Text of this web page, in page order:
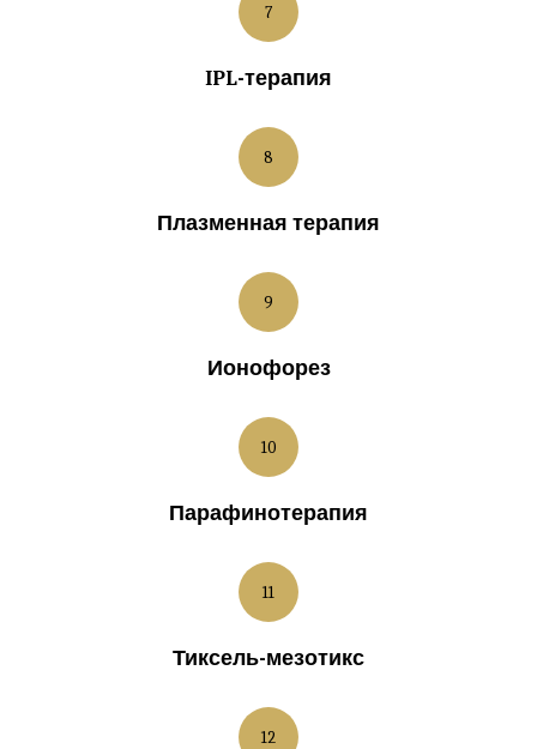
7
IPL-терапия
8
Плазменная терапия
9
Ионофорез
10
Парафинотерапия
11
Тиксель-мезотикс
12